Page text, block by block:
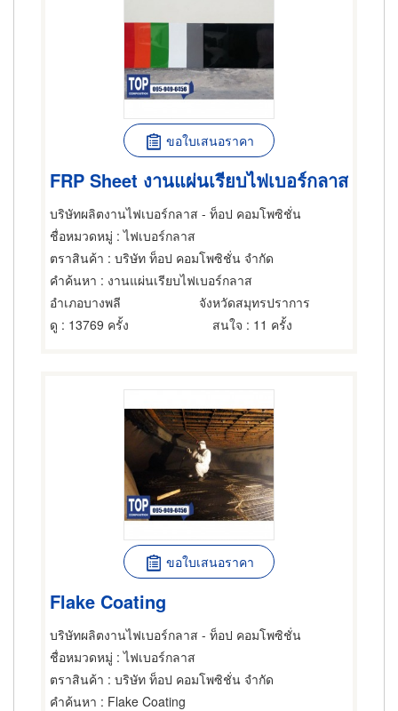
ขอใบเสนอราคา
FRP Sheet งานแผ่นเรียบไฟเบอร์กลาส
บริษัทผลิตงานไฟเบอร์กลาส - ท็อป คอมโพซิชั่น
ชื่อหมวดหมู่ : ไฟเบอร์กลาส
ตราสินค้า : บริษัท ท็อป คอมโพซิชั่น จำกัด
คำค้นหา : งานแผ่นเรียบไฟเบอร์กลาส
อำเภอบางพลี
จังหวัดสมุทรปราการ
ดู : 13769 ครั้ง สนใจ : 11 ครั้ง
ขอใบเสนอราคา
Flake Coating
บริษัทผลิตงานไฟเบอร์กลาส - ท็อป คอมโพซิชั่น
ชื่อหมวดหมู่ : ไฟเบอร์กลาส
ตราสินค้า : บริษัท ท็อป คอมโพซิชั่น จำกัด
คำค้นหา : Flake Coating